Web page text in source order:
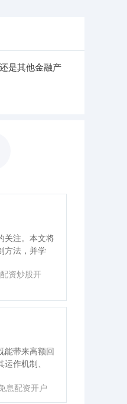
是其他金融产
关注。本文将
方法，并学
资炒股开
能带来高额回
作机制、
息配资开户